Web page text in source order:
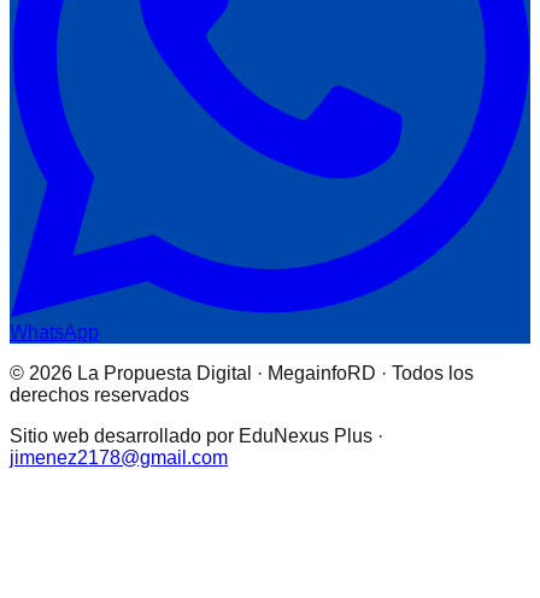
WhatsApp
© 2026 La Propuesta Digital · MegainfoRD · Todos los
derechos reservados
Sitio web desarrollado por EduNexus Plus ·
jimenez2178@gmail.com